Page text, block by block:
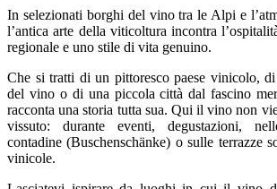
In selezionati borghi del vino tra le Alpi e
l’antica arte della viticoltura incontra
regionale e uno stile di vita genuino.
Che si tratti di un pittoresco paese vinicolo,
del vino o di una piccola città dal fascino
racconta una storia tutta sua. Qui il vino non
vissuto: durante eventi, degustazioni,
contadine (Buschenschänke) o sulle terrazze
vinicole.